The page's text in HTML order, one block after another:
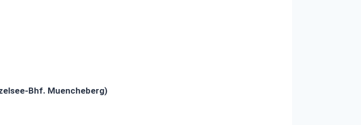
Bhf. Muencheberg)